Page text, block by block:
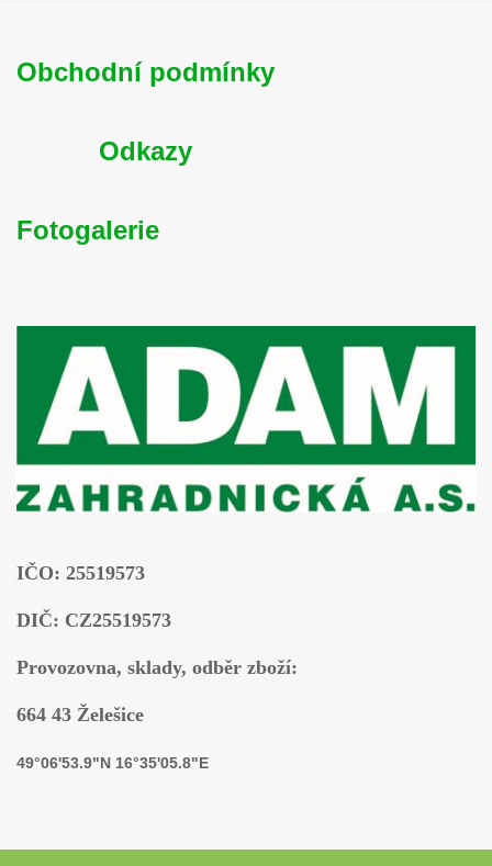
Obchodní podmínky
Odkazy
Fotogalerie
IČO: 25519573
DIČ: CZ25519573
Provozovna, sklady, odběr zboží:
664 43 Želešice
49°06'53.9"N 16°35'05.8"E